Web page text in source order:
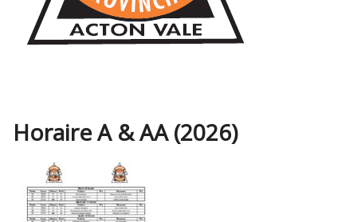
Horaire A & AA (2026)